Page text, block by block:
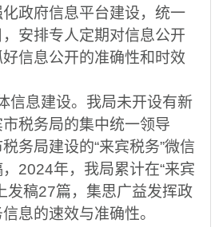
政府信息平台建设，统一
安排专人定期对信息公开
信息公开的准确性和时效
信息建设。我局未开设有新
税务局的集中统一领导
务局建设的“来宾税务”微信
2024年，我局累计在“来宾
发稿27篇，集思广益发挥政
息的速效与准确性。